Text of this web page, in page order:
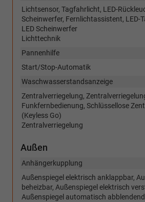
Lichtsensor, Tagfahrlicht, LED-
Scheinwerfer, Fernlichtassistent, LED-
LED Scheinwerfer
Lichttechnik
Pannenhilfe
Start/Stop-Automatik
Waschwasserstandsanzeige
Zentralverriegelung,
Funkfernbedienung, Schlüssellose
(Keyless Go)
Zentralverriegelung
Außen
Anhängerkupplung
Außenspiegel elektrisch anklappbar,
beheizbar, Außenspiegel elektrisch
Außenspiegel automatisch